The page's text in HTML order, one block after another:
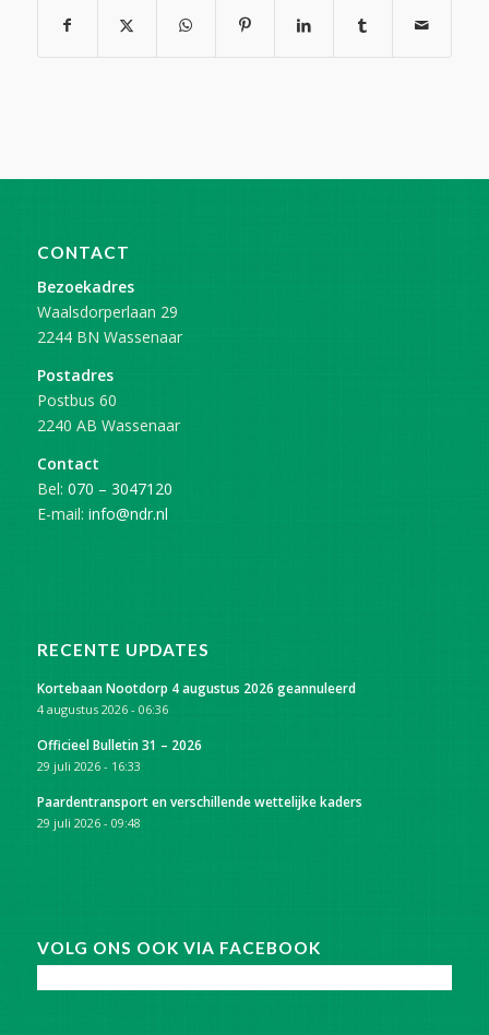
CONTACT
Bezoekadres
Waalsdorperlaan 29
2244 BN Wassenaar
Postadres
Postbus 60
2240 AB Wassenaar
Contact
Bel: 070 – 3047120
E-mail: info@ndr.nl
RECENTE UPDATES
Kortebaan Nootdorp 4 augustus 2026 geannuleerd
4 augustus 2026 - 06:36
Officieel Bulletin 31 – 2026
29 juli 2026 - 16:33
Paardentransport en verschillende wettelijke kaders
29 juli 2026 - 09:48
VOLG ONS OOK VIA FACEBOOK